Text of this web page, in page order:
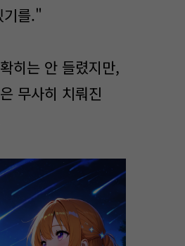
기를."
히는 안 들렸지만,
무사히 치뤄진